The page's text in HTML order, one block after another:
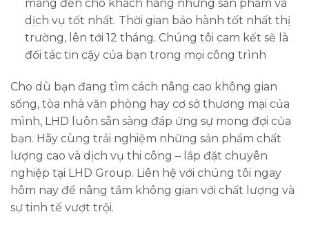
mang đến cho khách hàng những sản phẩm và
dịch vụ tốt nhất. Thời gian bảo hành tốt nhất thị
trường, lên tới 12 tháng. Chúng tôi cam kết sẽ là
đối tác tin cậy của bạn trong mọi công trình
Cho dù bạn đang tìm cách nâng cao không gian
sống, tòa nhà văn phòng hay cơ sở thương mại của
mình, LHD luôn sẵn sàng đáp ứng sự mong đợi của
bạn. Hãy cùng trải nghiệm những sản phẩm chất
lượng cao và dịch vụ thi công – lắp đặt chuyên
nghiệp tại LHD Group. Liên hệ với chúng tôi ngay
hôm nay để nâng tầm không gian với chất lượng và
sự tinh tế vượt trội.